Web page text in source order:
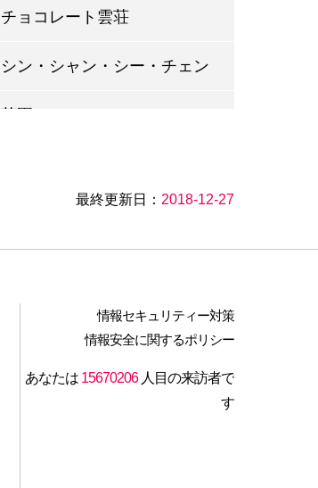
チョコレート雲荘
シン・シャン・シー・チェン
菊園
雲荘スペースコードホームス
メ─プルリ─フの 地圖
最終更新日： 2018-12-27
情報セキュリティー対策
情報安全に関するポリシー
あなたは 15670206人目の来訪者で
す